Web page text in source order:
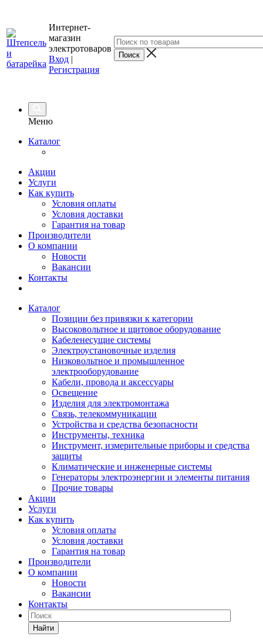
Интернет-
магазин
электротоваров
Вход |
Регистрация
Меню
Каталог
Акции
Услуги
Как купить
Условия оплаты
Условия доставки
Гарантия на товар
Производители
О компании
Новости
Вакансии
Контакты
Каталог
Позиции без привязки к категории
Высоковольтное и щитовое оборудование
Кабеленесущие системы
Электроустановочные изделия
Низковольтное и промышленное
электрооборудование
Кабели, провода и аксессуары
Освещение
Изделия для электромонтажа
Связь, телекоммуникации
Устройства и средства безопасности
Инструменты, техника
Инструмент, измерительные приборы и средства
защиты
Климатические и инженерные системы
Генераторы электроэнергии и элементы питания
Прочие товары
Акции
Услуги
Как купить
Условия оплаты
Условия доставки
Гарантия на товар
Производители
О компании
Новости
Вакансии
Контакты
Найти